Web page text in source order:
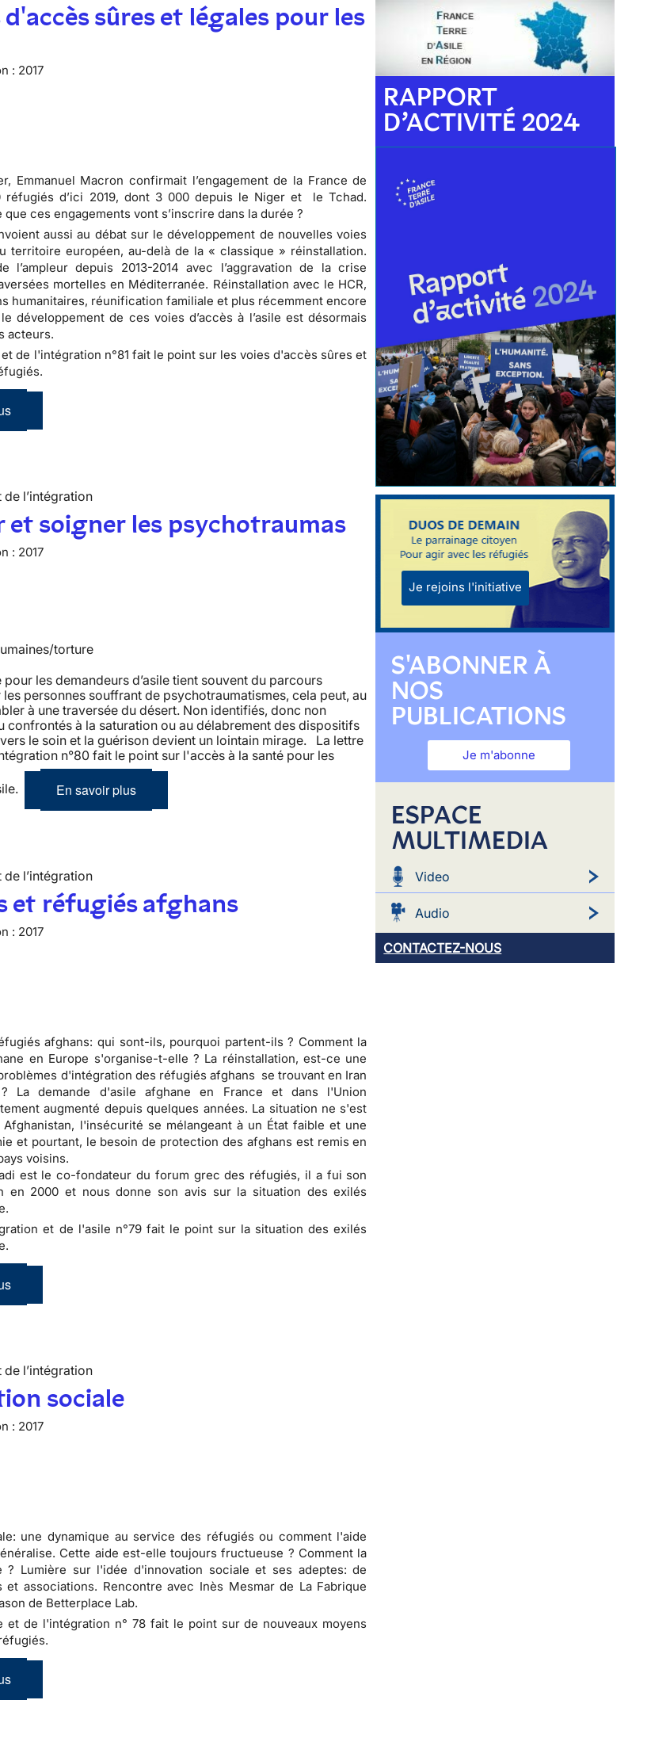
d'accès sûres et légales pour les
: 2017
Emmanuel Macron confirmait l’engagement de la France de
réfugiés d’ici 2019, dont 3 000 depuis le Niger et le Tchad.
que ces engagements vont s’inscrire dans la durée ?
aussi au débat sur le développement de nouvelles voies
territoire européen, au-delà de la « classique » réinstallation.
l’ampleur depuis 2013-2014 avec l’aggravation de la crise
mortelles en Méditerranée. Réinstallation avec le HCR,
humanitaires, réunification familiale et plus récemment encore
développement de ces voies d’accès à l’asile est désormais
acteurs.
de l'intégration n°81 fait le point sur les voies d'accès sûres et
de l’intégration
soigner les psychotraumas
: 2017
torture
pour les demandeurs d’asile tient souvent du parcours
les personnes souffrant de psychotraumatismes, cela peut, au
à une traversée du désert. Non identifiés, donc non
confrontés à la saturation ou au délabrement des dispositifs
le soin et la guérison devient un lointain mirage. La lettre
n°80 fait le point sur l'accès à la santé pour les
En savoir plus
de l’intégration
et réfugiés afghans
: 2017
afghans: qui sont-ils, pourquoi partent-ils ? Comment la
en Europe s'organise-t-elle ? La réinstallation, est-ce une
d'intégration des réfugiés afghans se trouvant en Iran
La demande d'asile afghane en France et dans l'Union
augmenté depuis quelques années. La situation ne s'est
Afghanistan, l'insécurité se mélangeant à un État faible et une
et pourtant, le besoin de protection des afghans est remis en
voisins.
est le co-fondateur du forum grec des réfugiés, il a fui son
en 2000 et nous donne son avis sur la situation des exilés
et de l'asile n°79 fait le point sur la situation des exilés
de l’intégration
sociale
: 2017
une dynamique au service des réfugiés ou comment l'aide
Cette aide est-elle toujours fructueuse ? Comment la
? Lumière sur l'idée d'innovation sociale et ses adeptes: de
et associations. Rencontre avec Inès Mesmar de La Fabrique
de Betterplace Lab.
et de l'intégration n° 78 fait le point sur de nouveaux moyens
RAPPORT
D’ACTIVITÉ 2024
Je rejoins l'initiative
S'ABONNER À
NOS
PUBLICATIONS
Je m'abonne
ESPACE
MULTIMEDIA
Video
Audio
CONTACTEZ-NOUS